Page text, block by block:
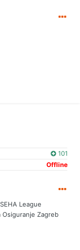
101
Offline
League
Osiguranje Zagreb